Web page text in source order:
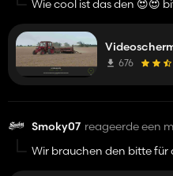
Wie cool ist das den 😍😍
676
Smoky07 reageerde een
Wir brauchen den bitte für